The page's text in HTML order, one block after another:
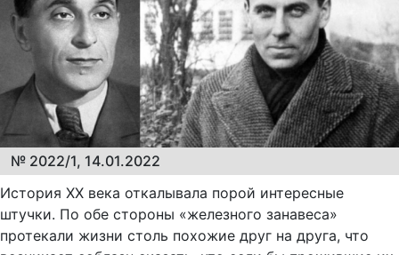
№ 2022/1, 14.01.2022
История XX века откалывала порой интересные
штучки. По обе стороны «железного занавеса»
протекали жизни столь похожие друг на друга, что